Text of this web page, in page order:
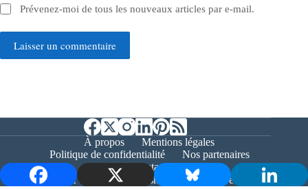
Prévenez-moi de tous les nouveaux articles par e-mail.
Laisser un commentaire
À propos
Mentions légales
Politique de confidentialité
Nos partenaires
Contact
Copyright © 2026 - Bernieshoot.fr Journal Web